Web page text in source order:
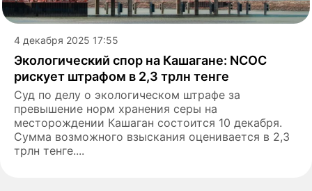
4 декабря 2025 17:55
Экологический спор на Кашагане: NCOC
рискует штрафом в 2,3 трлн тенге
Суд по делу о экологическом штрафе за
превышение норм хранения серы на
месторождении Кашаган состоится 10 декабря.
Сумма возможного взыскания оценивается в 2,3
трлн тенге....